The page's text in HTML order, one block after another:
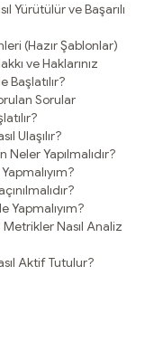
Yürütülür ve Başarılı
(Hazır Şablonlar)
ve Haklarınız
Başlatılır?
Sorular
Ulaşılır?
Neler Yapılmalıdır?
Yapmalıyım?
Metrikler Nasıl Analiz
Aktif Tutulur?